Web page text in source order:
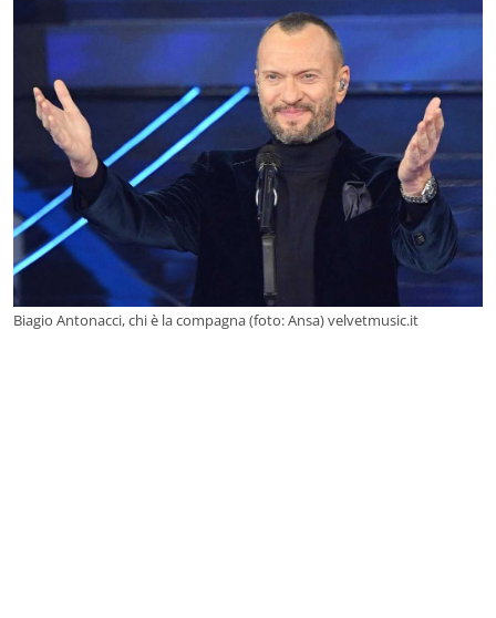
Biagio Antonacci, chi è la compagna (foto: Ansa) velvetmusic.it